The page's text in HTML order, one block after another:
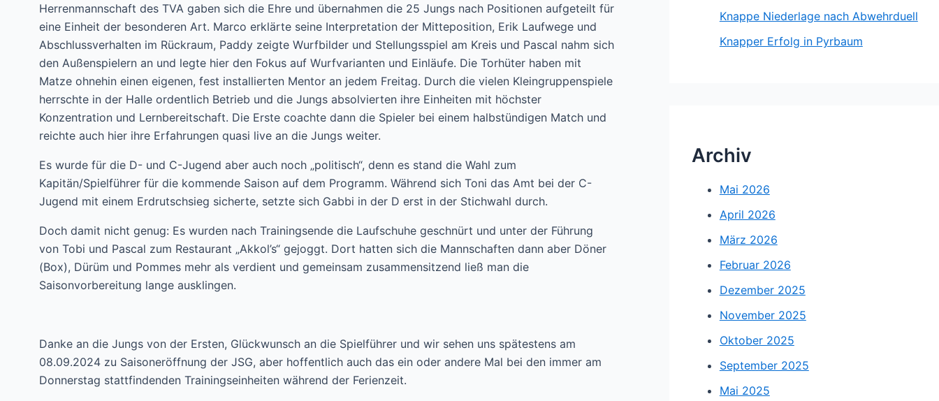
Herrenmannschaft des TVA gaben sich die Ehre und übernahmen die 25 Jungs nach Positionen aufgeteilt für
eine Einheit der besonderen Art. Marco erklärte seine Interpretation der Mitteposition, Erik Laufwege und
Abschlussverhalten im Rückraum, Paddy zeigte Wurfbilder und Stellungsspiel am Kreis und Pascal nahm sich
den Außenspielern an und legte hier den Fokus auf Wurfvarianten und Einläufe. Die Torhüter haben mit
Matze ohnehin einen eigenen, fest installierten Mentor an jedem Freitag. Durch die vielen Kleingruppenspiele
herrschte in der Halle ordentlich Betrieb und die Jungs absolvierten ihre Einheiten mit höchster
Konzentration und Lernbereitschaft. Die Erste coachte dann die Spieler bei einem halbstündigen Match und
reichte auch hier ihre Erfahrungen quasi live an die Jungs weiter.
Es wurde für die D- und C-Jugend aber auch noch „politisch“, denn es stand die Wahl zum
Kapitän/Spielführer für die kommende Saison auf dem Programm. Während sich Toni das Amt bei der C-
Jugend mit einem Erdrutschsieg sicherte, setzte sich Gabbi in der D erst in der Stichwahl durch.
Doch damit nicht genug: Es wurden nach Trainingsende die Laufschuhe geschnürt und unter der Führung
von Tobi und Pascal zum Restaurant „Akkol’s“ gejoggt. Dort hatten sich die Mannschaften dann aber Döner
(Box), Dürüm und Pommes mehr als verdient und gemeinsam zusammensitzend ließ man die
Saisonvorbereitung lange ausklingen.
Danke an die Jungs von der Ersten, Glückwunsch an die Spielführer und wir sehen uns spätestens am
08.09.2024 zu Saisoneröffnung der JSG, aber hoffentlich auch das ein oder andere Mal bei den immer am
Donnerstag stattfindenden Trainingseinheiten während der Ferienzeit.
Knappe Niederlage nach Abwehrduell
Knapper Erfolg in Pyrbaum
Archiv
Mai 2026
April 2026
März 2026
Februar 2026
Dezember 2025
November 2025
Oktober 2025
September 2025
Mai 2025